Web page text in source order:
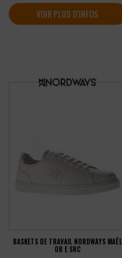
VOIR PLUS D'INFOS
BASKETS DE TRAVAIL NORDWAYS MAËL
OB E SRC